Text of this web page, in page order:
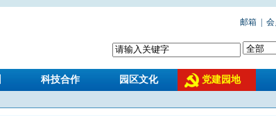
邮箱 会
科技合作 园区文化 党建园地